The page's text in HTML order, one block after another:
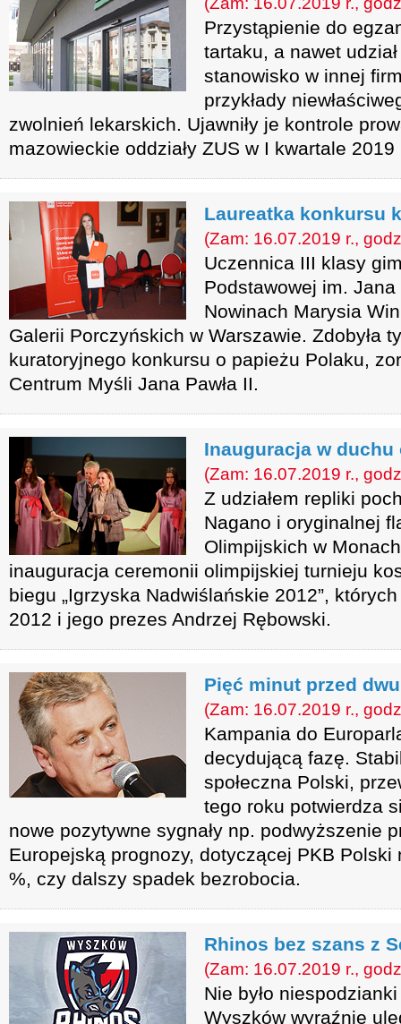
Przystąpienie do
tartaku, a nawet
stanowisko w innej
przykłady
zwolnień lekarskich. Ujawniły je kontrole
mazowieckie oddziały ZUS w I kwartale 2019
Laureatka konkursu
(Zam: 16.07.2019 r.,
Uczennica III klasy
Podstawowej im.
Nowinach Marysia
Galerii Porczyńskich w Warszawie. Zdobyła
kuratoryjnego konkursu o papieżu Polaku,
Centrum Myśli Jana Pawła II.
Inauguracja w
(Zam: 16.07.2019 r.,
Z udziałem repliki
Nagano i oryginalnej
Olimpijskich w
inauguracja ceremonii olimpijskiej turnieju
biegu „Igrzyska Nadwiślańskie 2012”,
2012 i jego prezes Andrzej Rębowski.
Pięć minut przed
(Zam: 16.07.2019 r.,
Kampania do
decydującą fazę.
społeczna Polski,
tego roku potwierdza
nowe pozytywne sygnały np. podwyższenie
Europejską prognozy, dotyczącej PKB
%, czy dalszy spadek bezrobocia.
Rhinos bez szans z
(Zam: 16.07.2019 r.,
Nie było
Wyszków wyraźnie